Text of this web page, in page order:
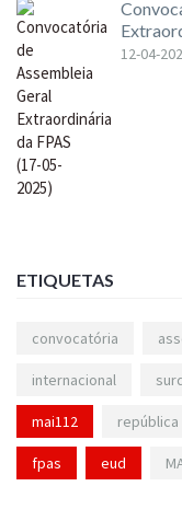
12-04-
ETIQUETAS
convocatória
internacional
mai112 república
fpas eud